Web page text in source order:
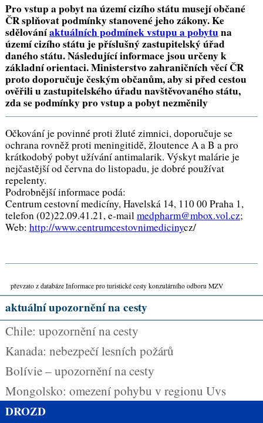
Pro vstup a pobyt na území cizího státu musejí občané
ČR splňovat podmínky stanovené jeho zákony. Ke
sdělováníaktuálních podmínek vstupu a pobytuna
území cizího státu je příslušný zastupitelský úřad
daného státu. Následující informace jsou určeny k
základní orientaci. Ministerstvo zahraničních věcí ČR
proto doporučuje českým občanům, aby si před cestou
ověřili u zastupitelského úřadu navštěvovaného státu,
zda se podmínky pro vstup a pobyt nezměnily
Očkování je povinné proti žluté zimnici, doporučuje se
ochrana rovněž proti meningitidě, žloutence A a B a pro
krátkodobý pobyt užívání antimalarik. Výskyt malárie je
nejčastější od června do listopadu, je dobré používat
repelenty.
Podrobnější informace podá:
Centrum cestovní medicíny, Havelská 14, 110 00 Praha 1,
telefon (02)22.09.41.21, e-mailmedpharm@mbox.vol.cz;
Web: http://www.centrumcestovnimedicinycz/
převzato z databáze Informace pro turistické cesty konzulárního odboru MZV
aktuální upozornění na cesty
Chile: upozornění na cesty
Kanada: nebezpečí lesních požárů
Bolívie – upozornění na cesty
Mongolsko: omezení pohybu v regionu Uvs
DROZD